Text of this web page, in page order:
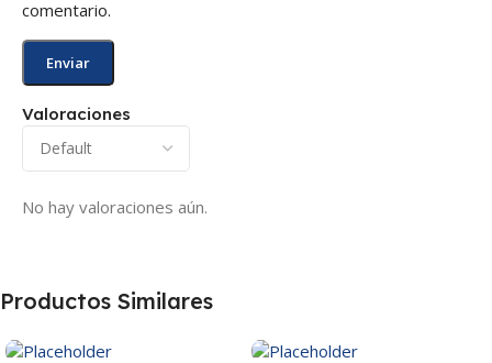
Valoraciones
No hay valoraciones aún.
comentario.
Productos Similares